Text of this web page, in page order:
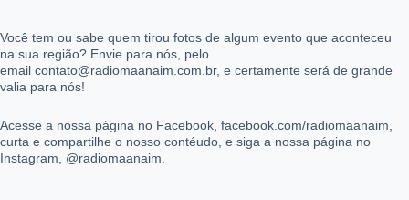
Você tem ou sabe quem tirou fotos de algum evento que aconteceu
na sua região? Envie para nós, pelo
email contato@radiomaanaim.com.br, e certamente será de grande
valia para nós!
Acesse a nossa página no Facebook, facebook.com/radiomaanaim,
curta e compartilhe o nosso contéudo, e siga a nossa página no
Instagram, @radiomaanaim.